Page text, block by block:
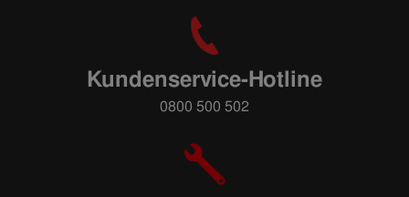
Kundenservice-Hotline
0800 500 502